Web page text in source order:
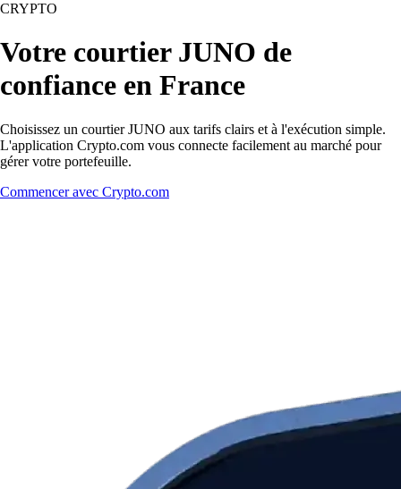
CRYPTO
Votre courtier JUNO de
confiance en France
Choisissez un courtier JUNO aux tarifs clairs et à l'exécution simple.
L'application Crypto.com vous connecte facilement au marché pour
gérer votre portefeuille.
Commencer avec Crypto.com